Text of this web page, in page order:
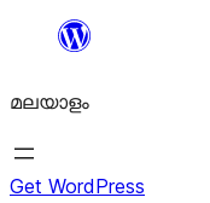
ഉള്ളടക്കത്തിലേക്ക്
മലയാളം
Get WordPress